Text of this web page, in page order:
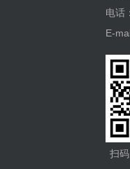
电话：
E-
扫